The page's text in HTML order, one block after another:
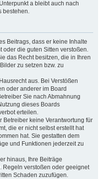
a bleibt auch nach
Beitrags, dass er keine Inhalte
die guten Sitten verstoßen.
das Recht besitzen, die in Ihren
zu setzen bzw. zu
aus. Bei Verstößen
oder anderer im Board
Sie nach Abmahnung
dieses Boards
erteilen.
Betreiber keine Verantwortung für
die er nicht selbst erstellt hat
hat. Sie gestatten dem
und Funktionen jederzeit zu
hinaus, Ihre Beiträge
Regeln verstoßen oder geeignet
Schaden zuzufügen.